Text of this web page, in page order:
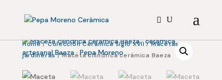
Home/Colección Cerámica Siglo XVII/Macetas y
jardineras/ Maceta cilíndrica cerámica Baeza